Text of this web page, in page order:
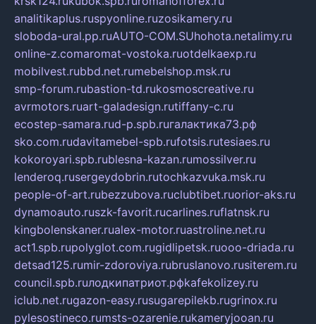
analitikaplus.ruspyonline.ruzosikamery.ru
sloboda-ural.pp.ruAUTO-COM.SUhohota.netalimy.ru
online-z.comaromat-vostoka.ruotdelkaexp.ru
mobilvest.rubbd.net.rumebelshop.msk.ru
smp-forum.rubastion-td.rukosmoscreative.ru
avrmotors.ruart-galadesign.rutiffany-c.ru
ecostep-samara.rud-p.spb.ruгалактика73.рф
sko.com.rudavitamebel-spb.rufotsis.rutesiaes.ru
kokoroyari.spb.rublesna-kazan.rumossilver.ru
lenderoq.rusergeydobrin.rutochkazvuka.msk.ru
people-of-art.rubezzubova.ruclubtibet.ruorior-aks.ru
dynamoauto.ruszk-favorit.rucarlines.ruflatnsk.ru
kingbolenskaner.rualex-motor.ruastroline.net.ru
act1.spb.rupolyglot.com.rugidlipetsk.ruooo-driada.ru
detsad125.rumir-zdoroviya.rubruslanovo.rusiterem.ru
council.spb.ruлодкипатриот.рфkafekolizey.ru
iclub.net.rugazon-easy.rusugarepilekb.rugrinox.ru
pylesostineco.rumsts-ozarenie.rukameryjooan.ru